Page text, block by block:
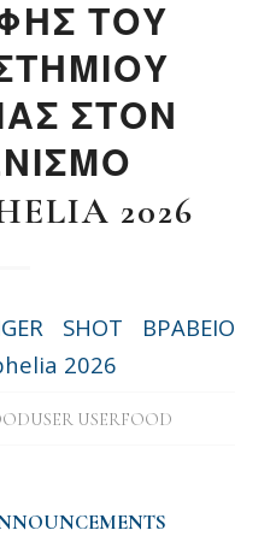
ΤΟΥ
ΣΤΟΝ
2026
SHOT BΡΑΒΕΙΟ
2026
USERFOOD